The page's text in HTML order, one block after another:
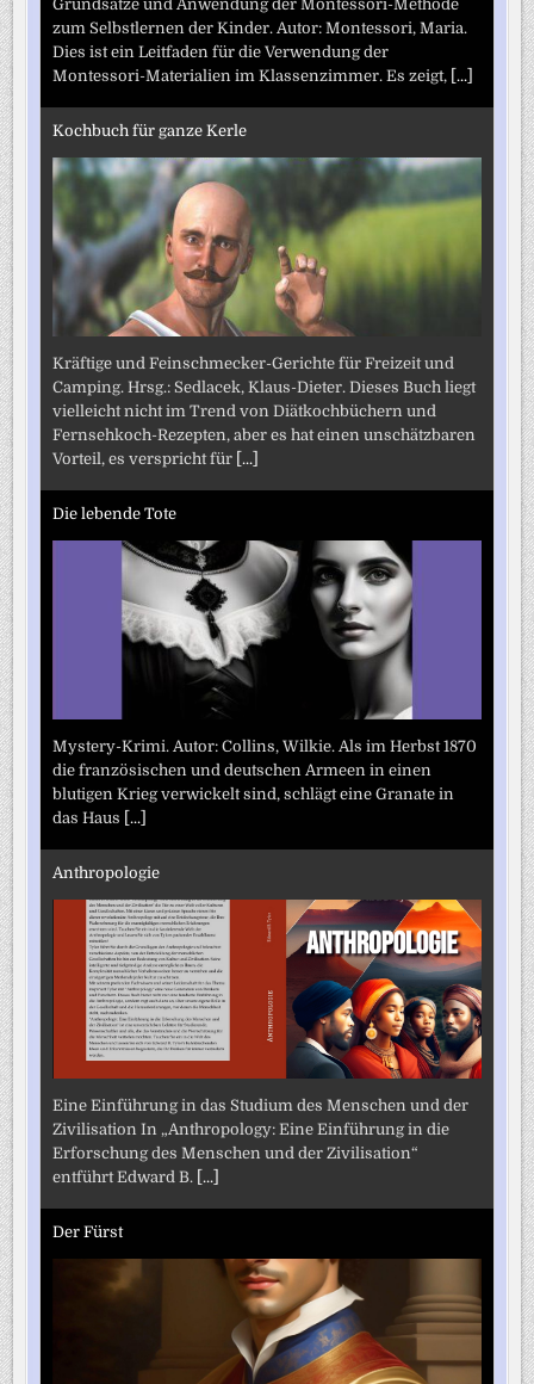
Grundsätze und Anwendung der Montessori-Methode
zum Selbstlernen der Kinder. Autor: Montessori, Maria.
Dies ist ein Leitfaden für die Verwendung der
Montessori-Materialien im Klassenzimmer. Es zeigt, [...]
Kochbuch für ganze Kerle
Kräftige und Feinschmecker-Gerichte für Freizeit und
Camping. Hrsg.: Sedlacek, Klaus-Dieter. Dieses Buch liegt
vielleicht nicht im Trend von Diätkochbüchern und
Fernsehkoch-Rezepten, aber es hat einen unschätzbaren
Vorteil, es verspricht für [...]
Die lebende Tote
Mystery-Krimi. Autor: Collins, Wilkie. Als im Herbst 1870
die französischen und deutschen Armeen in einen
blutigen Krieg verwickelt sind, schlägt eine Granate in
das Haus [...]
Anthropologie
Eine Einführung in das Studium des Menschen und der
Zivilisation In „Anthropology: Eine Einführung in die
Erforschung des Menschen und der Zivilisation“
entführt Edward B. [...]
Der Fürst